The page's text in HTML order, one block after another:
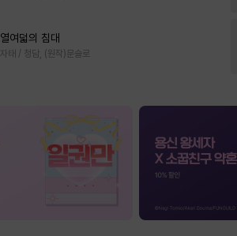
열여덟의 침대
자태 / 청담, (원작)문슬로